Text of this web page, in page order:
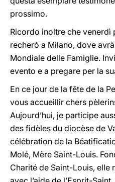
prossimo.
Ricordo inoltre che venerdì
recherò a Milano, dove
Mondiale delle Famiglie.
evento e a pregare per la
En ce jour de la fête de la
vous accueillir chers
Aujourd’hui, je participe
des fidèles du diocèse de
célébration de la
Molé, Mère Saint-Louis.
Charité de Saint-Louis, elle